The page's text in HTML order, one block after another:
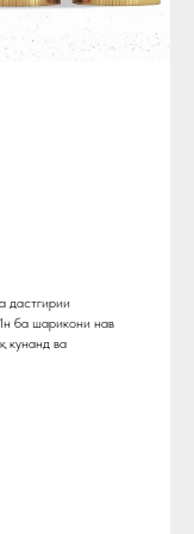
дастгирии
ба шарикони нав
кунанд ва